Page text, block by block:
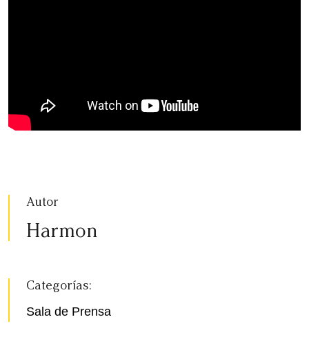
Autor
Harmon
Categorías:
Sala de Prensa